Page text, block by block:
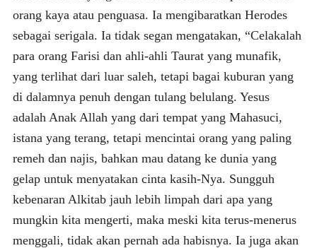
orang kaya atau penguasa. Ia mengibaratkan Herodes
sebagai serigala. Ia tidak segan mengatakan, “Celakalah
para orang Farisi dan ahli-ahli Taurat yang munafik,
yang terlihat dari luar saleh, tetapi bagai kuburan yang
di dalamnya penuh dengan tulang belulang. Yesus
adalah Anak Allah yang dari tempat yang Mahasuci,
istana yang terang, tetapi mencintai orang yang paling
remeh dan najis, bahkan mau datang ke dunia yang
gelap untuk menyatakan cinta kasih-Nya. Sungguh
kebenaran Alkitab jauh lebih limpah dari apa yang
mungkin kita mengerti, maka meski kita terus-menerus
menggali, tidak akan pernah ada habisnya. Ia juga akan